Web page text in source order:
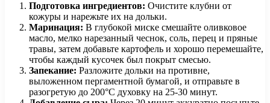
Подготовка ингредиентов: Очистите клубни от
кожуры и нарежьте их на дольки.
Маринация: В глубокой миске смешайте оливковое
масло, мелко нарезанный чеснок, соль, перец и пряные
травы, затем добавьте картофель и хорошо перемешайте,
чтобы каждый кусочек был покрыт смесью.
Запекание: Разложите дольки на противне,
выложенном пергаментной бумагой, и отправьте в
разогретую до 200°C духовку на 25-30 минут.